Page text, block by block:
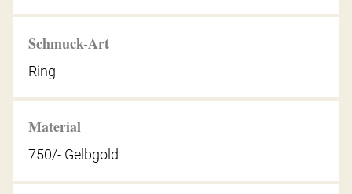
Schmuck-Art
Ring
Material
750/- Gelbgold